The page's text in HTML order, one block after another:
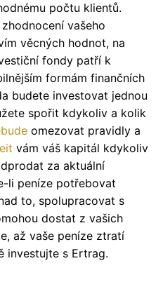
počtu klientů.
vašeho
věcných hodnot, na
fondy patří k
formám finančních
budete investovat jednou
spořit kdykoliv a kolik
omezovat pravidly a
vám váš kapitál kdykoliv
za aktuální
li peníze potřebovat
to, spolupracovat s
dostat z vašich
až vaše peníze ztratí
investujte s Ertrag.